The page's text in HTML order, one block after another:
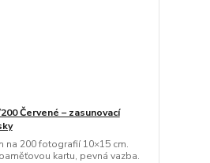
Červené – zasunovací
na 200 fotografií 10×15 cm.
kartu, pevná vazba.